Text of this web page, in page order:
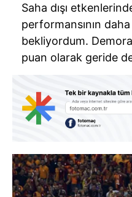
Saha dışı
performansının daha
bekliyordum.
puan olarak geride